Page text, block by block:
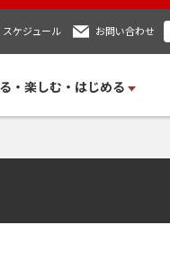
スケジュール お問い合わせ
・楽しむ・はじめる